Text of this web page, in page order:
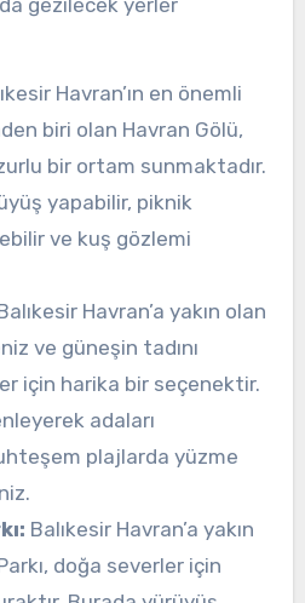
gezilecek yerler
Havran’ın en önemli
biri olan Havran Gölü,
bir ortam sunmaktadır.
yapabilir, piknik
ve kuş gözlemi
Havran’a yakın olan
ve güneşin tadını
için harika bir seçenektir.
adaları
plajlarda yüzme
Balıkesir Havran’a yakın
doğa severler için